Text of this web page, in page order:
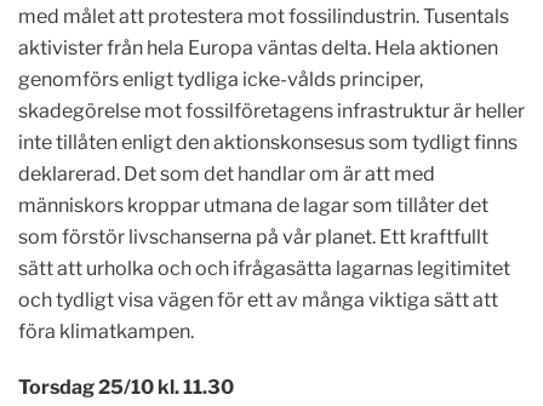
med målet att protestera mot fossilindustrin. Tusentals
aktivister från hela Europa väntas delta. Hela aktionen
genomförs enligt tydliga icke-vålds principer,
skadegörelse mot fossilföretagens infrastruktur är heller
inte tillåten enligt den aktionskonsesus som tydligt finns
deklarerad. Det som det handlar om är att med
människors kroppar utmana de lagar som tillåter det
som förstör livschanserna på vår planet. Ett kraftfullt
sätt att urholka och och ifrågasätta lagarnas legitimitet
och tydligt visa vägen för ett av många viktiga sätt att
föra klimatkampen.
Torsdag 25/10 kl. 11.30